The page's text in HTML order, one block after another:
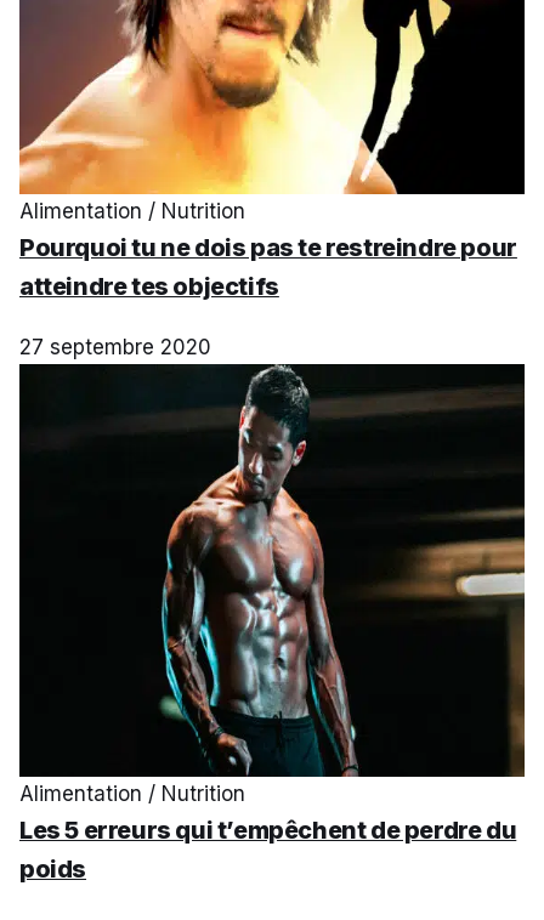
Alimentation / Nutrition
Pourquoi tu ne dois pas te restreindre pour
atteindre tes objectifs
27 septembre 2020
Alimentation / Nutrition
Les 5 erreurs qui t’empêchent de perdre du
poids